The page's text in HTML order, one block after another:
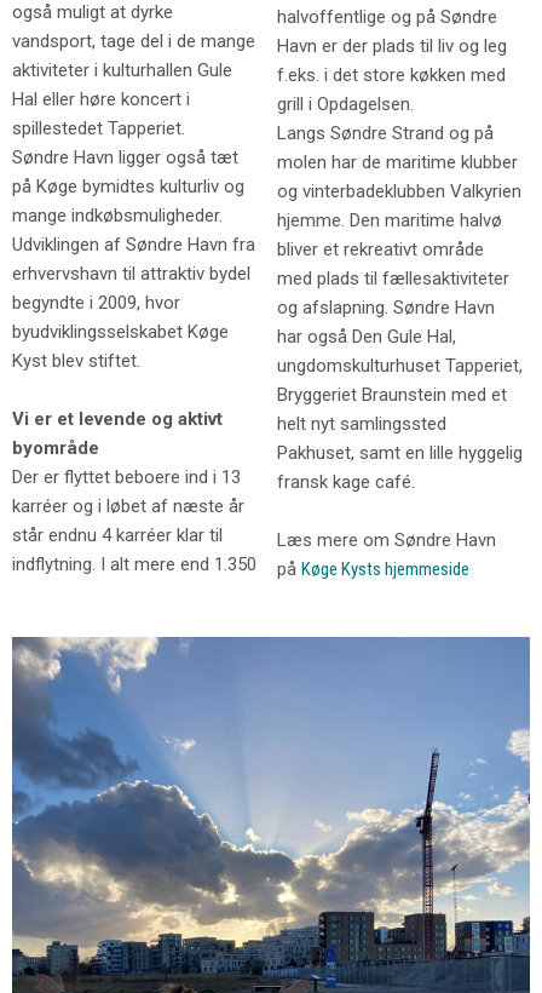
også muligt at dyrke
vandsport, tage del i de mange
aktiviteter i kulturhallen Gule
Hal eller høre koncert i
spillestedet Tapperiet.
Søndre Havn ligger også tæt
på Køge bymidtes kulturliv og
mange indkøbsmuligheder.
Udviklingen af Søndre Havn fra
erhvervshavn til attraktiv bydel
begyndte i 2009, hvor
byudviklingsselskabet Køge
Kyst blev stiftet.
Vi er et levende og aktivt
byområde
Der er flyttet beboere ind i 13
karréer og i løbet af næste år
står endnu 4 karréer klar til
indflytning. I alt mere end 1.350
halvoffentlige og på Søndre
Havn er der plads til liv og leg
f.eks. i det store køkken med
grill i Opdagelsen.
Langs Søndre Strand og på
molen har de maritime klubber
og vinterbadeklubben Valkyrien
hjemme. Den maritime halvø
bliver et rekreativt område
med plads til fællesaktiviteter
og afslapning. Søndre Havn
har også Den Gule Hal,
ungdomskulturhuset Tapperiet,
Bryggeriet Braunstein med et
helt nyt samlingssted
Pakhuset, samt en lille hyggelig
fransk kage café.
Læs mere om Søndre Havn
på Køge Kysts hjemmeside